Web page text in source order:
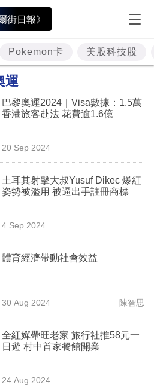
街日報》
Pokemon卡 美股科技股
運
巴黎奧運2024｜Visa數據：1.5萬
香港旅客赴法 花費逾1.6億
20 Sep 2024
土耳其射擊大叔Yusuf Dikec 爆紅
姿勢被濫用 被逼出手註冊商標
4 Sep 2024
體育經濟帶動社會效益
30 Aug 2024 陳智思
全紅嬋帶旺老家 旅行社推58元一
日遊 村中首家餐館開業
24 Aug 2024